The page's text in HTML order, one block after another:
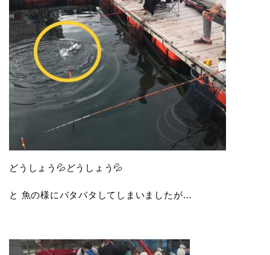
どうしょう💦どうしょう💦
と 魚の様にバタバタしてしまいましたが…